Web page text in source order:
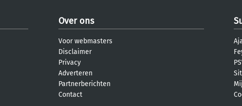
Over ons
Voor webmasters
Disclaimer
Privacy
Adverteren
Partnerberichten
Contact